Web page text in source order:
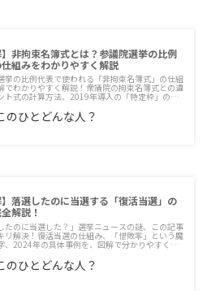
】非拘束名簿式とは？参議院選挙の比例
組みをわかりやすく解説
挙の比例代表で使われる「非拘束名簿式」の仕組
でわかりやすく解説！衆議院の拘束名簿式との違
ト式の計算方法、2019年導入の「特定枠」の理
のひとどんな人？
】落選したのに当選する「復活当選」の
解説！
たのに当選した？」選挙ニュースの謎、この記事
リ解決！復活当選の仕組み、「惜敗率」という魔
、2024年の具体事例を、図解で分かりやすく3分
のひとどんな人？